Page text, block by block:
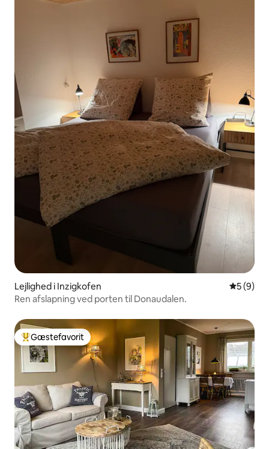
Lejlighed i Inzigkofen 5 ud af 5
5 (9)
Ren afslapning ved porten til Donaudalen.
Bedste gæstefavorit
Gæstefavorit